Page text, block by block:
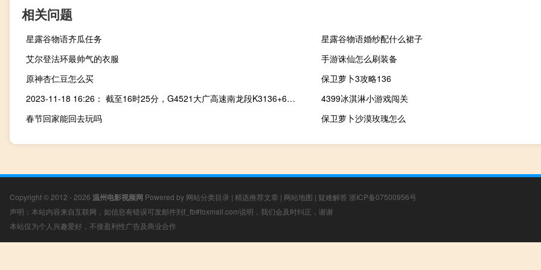
相关问题
星露谷物语齐瓜任务
星露谷物语婚纱配什么裙子
艾尔登法环最帅气的衣服
手游诛仙怎么刷装备
原神杏仁豆怎么买
保卫萝卜3攻略136
2023-11-18 16:26： 截至16时25分，G4521大广高速南龙段K3136+680公里处（龙下枢纽至龙南西收费站区间、往广州方向）发生一起货车侧翻事故，事故车占用超车道与一条行车道，另一条行车道缓慢通行，已通知相关部门赶往现场处理，请过往车辆减速慢行，注意安全。​​​
4399冰淇淋小游戏闯关
春节回家能回去玩吗
保卫萝卜沙漠玫瑰怎么
Copyright © 2012 - 2026 温州电影视频网 Powered by 网站分类目录 | 精选推荐文章 | 网站地图 | 疑难解答 浙ICP备07500956号
声明：本站内容来自互联网，如信息有错误可发邮件到f_fb#foxmail.com说明，我们会及时纠正，谢谢
本站仅为个人兴趣爱好，不接盈利性广告及商业合作